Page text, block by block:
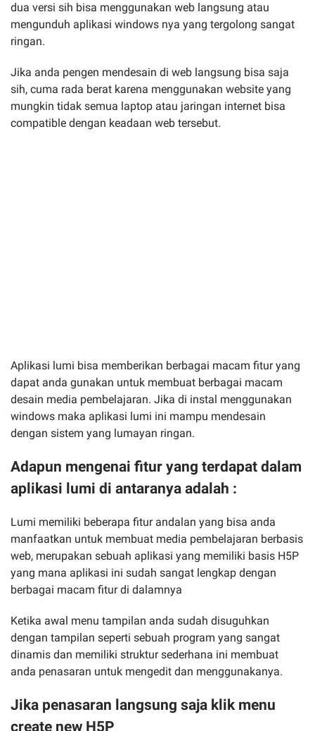
dua versi sih bisa menggunakan web langsung atau
mengunduh aplikasi windows nya yang tergolong sangat
ringan.
Jika anda pengen mendesain di web langsung bisa saja
sih, cuma rada berat karena menggunakan website yang
mungkin tidak semua laptop atau jaringan internet bisa
compatible dengan keadaan web tersebut.
Aplikasi lumi bisa memberikan berbagai macam fitur yang
dapat anda gunakan untuk membuat berbagai macam
desain media pembelajaran. Jika di instal menggunakan
windows maka aplikasi lumi ini mampu mendesain
dengan sistem yang lumayan ringan.
Adapun mengenai fitur yang terdapat dalam
aplikasi lumi di antaranya adalah :
Lumi memiliki beberapa fitur andalan yang bisa anda
manfaatkan untuk membuat media pembelajaran berbasis
web, merupakan sebuah aplikasi yang memiliki basis H5P
yang mana aplikasi ini sudah sangat lengkap dengan
berbagai macam fitur di dalamnya
Ketika awal menu tampilan anda sudah disuguhkan
dengan tampilan seperti sebuah program yang sangat
dinamis dan memiliki struktur sederhana ini membuat
anda penasaran untuk mengedit dan menggunakanya.
Jika penasaran langsung saja klik menu
create new H5P